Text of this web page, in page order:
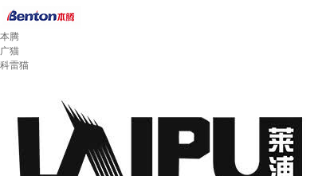
本腾
广猫
科雷猫